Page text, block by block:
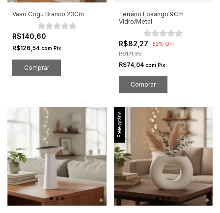
Vaso Cogu Branco 23Cm
R$140,60
R$126,54 com Pix
Terrário Losango 9Cm
Vidro/Metal
R$82,27 -52% OFF
R$171,39
R$74,04 com Pix
Frete grátis